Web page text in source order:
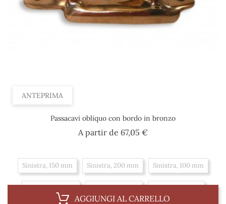
ANTEPRIMA
Passacavi obliquo con bordo in bronzo
A partir de 67,05 €Prezzo
Sinistra, 150 mm Sinistra, 200 mm Sinistra, 100 mm
AGGIUNGI AL CARRELLO